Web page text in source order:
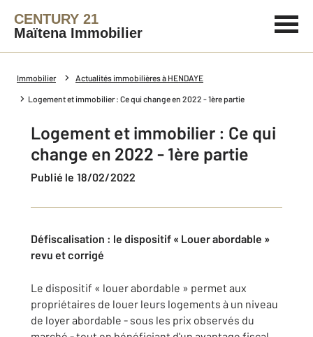
CENTURY 21
Maïtena Immobilier
Immobilier Actualités immobilières à HENDAYE
Logement et immobilier : Ce qui change en 2022 - 1ère partie
Logement et immobilier : Ce qui
change en 2022 - 1ère partie
Publié le 18/02/2022
Défiscalisation : le dispositif « Louer abordable »
revu et corrigé
Le dispositif « louer abordable » permet aux
propriétaires de louer leurs logements à un niveau
de loyer abordable - sous les prix observés du